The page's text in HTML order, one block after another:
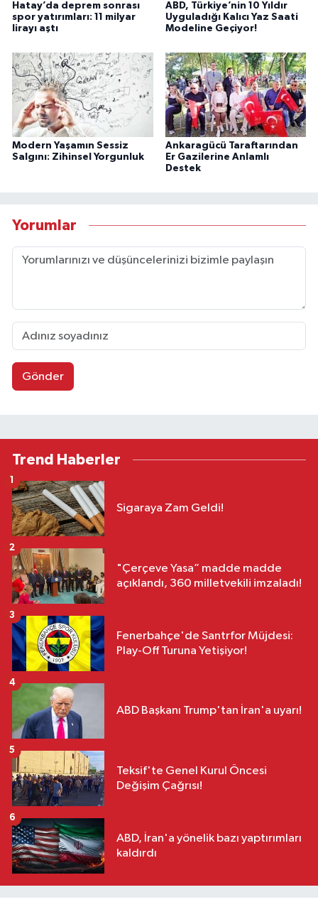
Hatay’da deprem sonrası
spor yatırımları: 11 milyar
lirayı aştı
ABD, Türkiye’nin 10 Yıldır
Uyguladığı Kalıcı Yaz Saati
Modeline Geçiyor!
Modern Yaşamın Sessiz
Salgını: Zihinsel Yorgunluk
Ankaragücü Taraftarından
Er Gazilerine Anlamlı
Destek
Yorumlar
Gönder
Trend Haberler
Sigaraya Zam Geldi!
1
"Çerçeve Yasa” madde madde
açıklandı, 360 milletvekili imzaladı!
2
Fenerbahçe'de Santrfor Müjdesi:
Play-Off Turuna Yetişiyor!
3
ABD Başkanı Trump'tan İran'a uyarı!
4
Teksif'te Genel Kurul Öncesi
Değişim Çağrısı!
5
ABD, İran'a yönelik bazı yaptırımları
kaldırdı
6